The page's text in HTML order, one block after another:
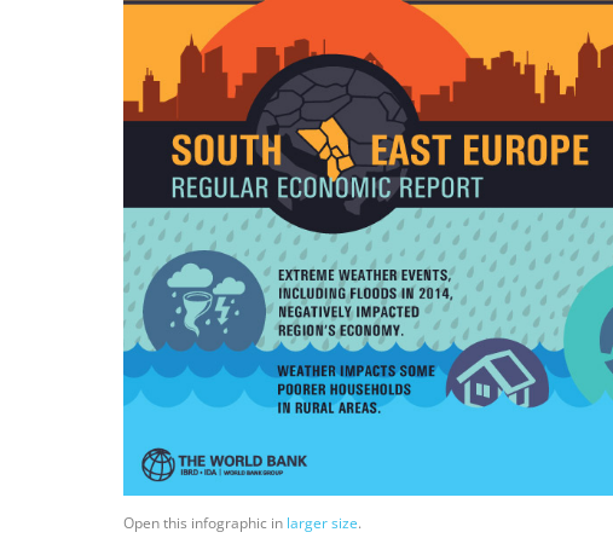
Open this infographic in larger size.